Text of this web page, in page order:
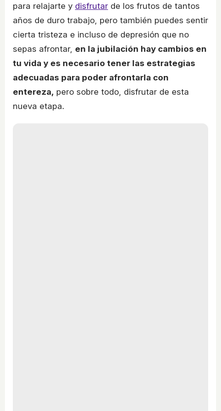
para relajarte y disfrutar de los frutos de tantos
años de duro trabajo, pero también puedes sentir
cierta tristeza e incluso de depresión que no
sepas afrontar, en la jubilación hay cambios en
tu vida y es necesario tener las estrategias
adecuadas para poder afrontarla con
entereza, pero sobre todo, disfrutar de esta
nueva etapa.